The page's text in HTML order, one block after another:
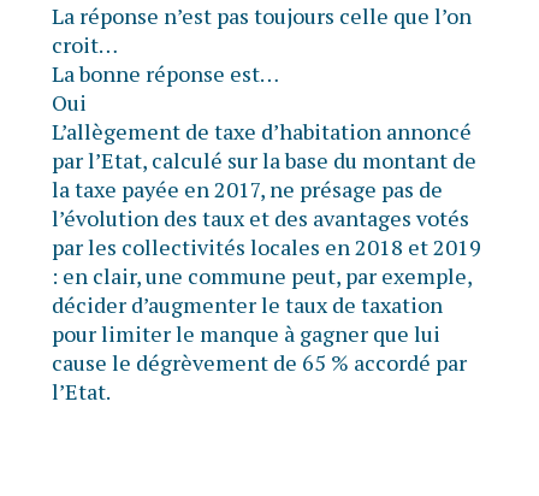
La réponse n’est pas toujours celle que l’on
croit…
La bonne réponse est…
Oui
L’allègement de taxe d’habitation annoncé
par l’Etat, calculé sur la base du montant de
la taxe payée en 2017, ne présage pas de
l’évolution des taux et des avantages votés
par les collectivités locales en 2018 et 2019
: en clair, une commune peut, par exemple,
décider d’augmenter le taux de taxation
pour limiter le manque à gagner que lui
cause le dégrèvement de 65 % accordé par
l’Etat.